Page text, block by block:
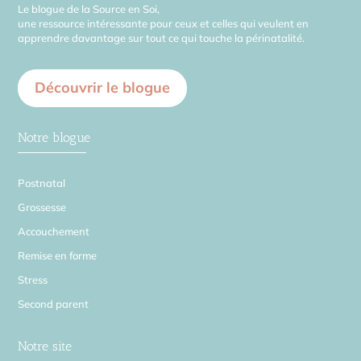
Le blogue de la Source en Soi,
une ressource intéressante pour ceux et celles qui veulent en
apprendre davantage sur tout ce qui touche la périnatalité.
Découvrir le blogue
Notre blogue
Postnatal
Grossesse
Accouchement
Remise en forme
Stress
Second parent
Notre site